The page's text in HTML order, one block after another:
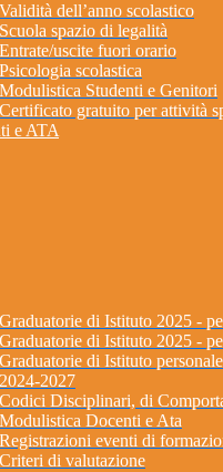
Validità dell’anno scolastico
Scuola spazio di legalità
Entrate/uscite fuori orario
Psicologia scolastica
Modulistica Studenti e Genitori
Certificato gratuito per attività
e ATA
Graduatorie di Istituto 2025 -
Graduatorie di Istituto 2025 -
Graduatorie di Istituto
2024-2027
Codici Disciplinari, di
Modulistica Docenti e Ata
Registrazioni eventi di
Criteri di valutazione